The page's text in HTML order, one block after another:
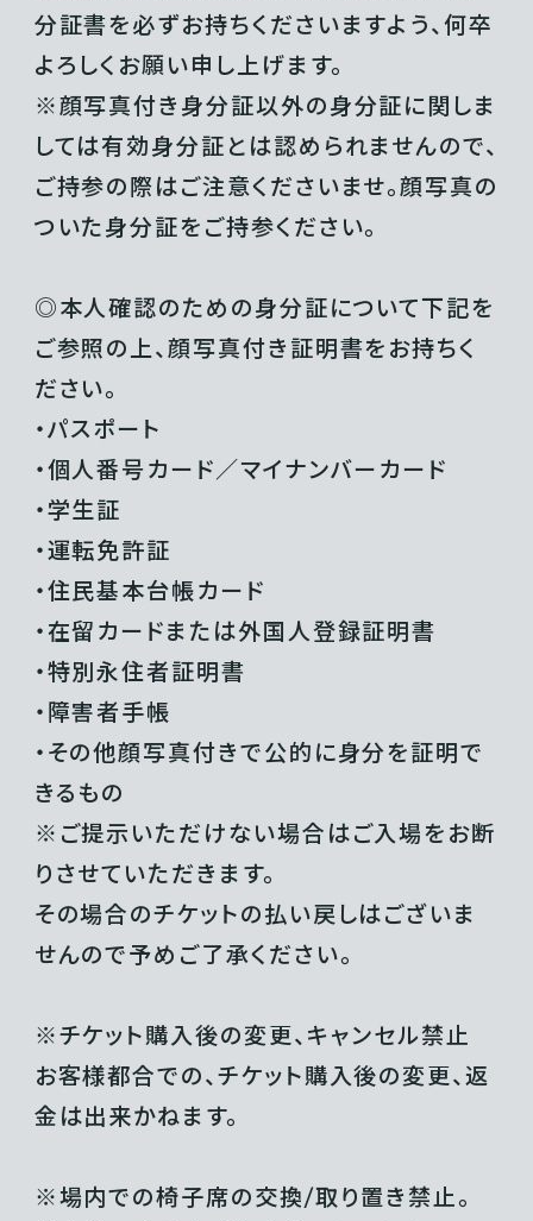
分証書を必ずお持ちくださいますよう、何卒
よろしくお願い申し上げます。
※顔写真付き身分証以外の身分証に関しま
しては有効身分証とは認められませんので、
ご持参の際はご注意くださいませ。顔写真の
ついた身分証をご持参ください。
◎本人確認のための身分証について下記を
ご参照の上、顔写真付き証明書をお持ちく
ださい。
・パスポート
・個人番号カード／マイナンバーカード
・学生証
・運転免許証
・住民基本台帳カード
・在留カードまたは外国人登録証明書
・特別永住者証明書
・障害者手帳
・その他顔写真付きで公的に身分を証明で
きるもの
※ご提示いただけない場合はご入場をお断
りさせていただきます。
その場合のチケットの払い戻しはございま
せんので予めご了承ください。
※チケット購入後の変更、キャンセル禁止
お客様都合での、チケット購入後の変更、返
金は出来かねます。
※場内での椅子席の交換/取り置き禁止。